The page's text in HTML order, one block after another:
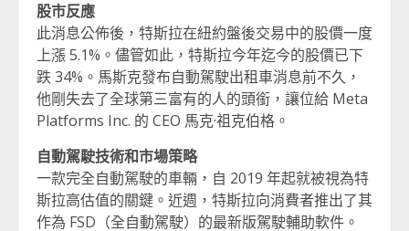
股市反應
此消息公佈後，特斯拉在紐約盤後交易中的股價一度
上漲 5.1%。儘管如此，特斯拉今年迄今的股價已下
跌 34%。馬斯克發布自動駕駛出租車消息前不久，
他剛失去了全球第三富有的人的頭銜，讓位給 Meta
Platforms Inc. 的 CEO 馬克·祖克伯格。
自動駕駛技術和市場策略
一款完全自動駕駛的車輛，自 2019 年起就被視為特
斯拉高估值的關鍵。近週，特斯拉向消費者推出了其
作為 FSD（全自動駕駛）的最新版駕駛輔助軟件。